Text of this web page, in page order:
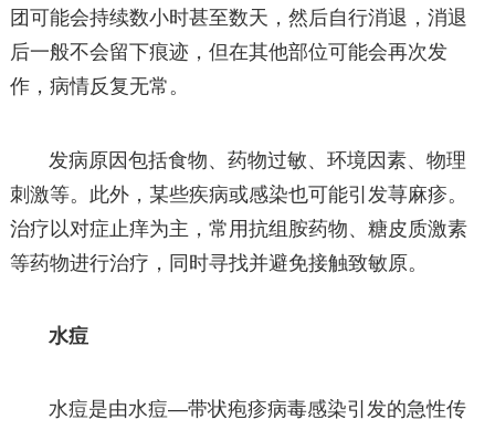
团可能会持续数小时甚至数天，然后自行消退，消退
后一般不会留下痕迹，但在其他部位可能会再次发
作，病情反复无常。
发病原因包括食物、药物过敏、环境因素、物理
刺激等。此外，某些疾病或感染也可能引发荨麻疹。
治疗以对症止痒为主，常用抗组胺药物、糖皮质激素
等药物进行治疗，同时寻找并避免接触致敏原。
水痘
水痘是由水痘—带状疱疹病毒感染引发的急性传